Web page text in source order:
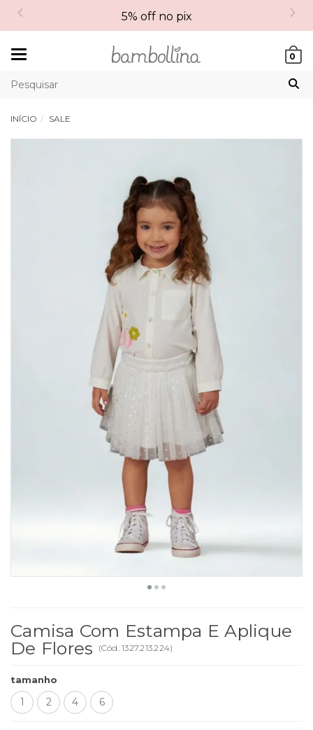
5% off no pix
0
INÍCIO SALE
Camisa Com Estampa E Aplique
De Flores
(Cód. 1327.213.224)
tamanho
1 2 4 6